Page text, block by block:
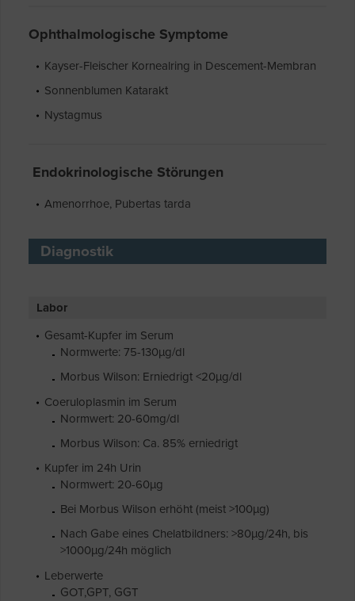
Ophthalmologische Symptome
Kayser-Fleischer Kornealring in Descement-Membran
Sonnenblumen Katarakt
Nystagmus
Endokrinologische Störungen
Amenorrhoe, Pubertas tarda
Diagnostik
Labor
Gesamt-Kupfer im Serum
Normwerte: 75-130µg/dl
Morbus Wilson: Erniedrigt <20µg/dl
Coeruloplasmin im Serum
Normwert: 20-60mg/dl
Morbus Wilson: Ca. 85% erniedrigt
Kupfer im 24h Urin
Normwert: 20-60µg
Bei Morbus Wilson erhöht (meist >100µg)
Nach Gabe eines Chelatbildners: >80µg/24h, bis
>1000µg/24h möglich
Leberwerte
GOT,GPT, GGT